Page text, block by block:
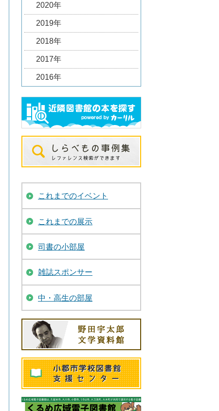
2020年
2019年
2018年
2017年
2016年
これまでのイベント
これまでの展示
司書の小部屋
雑誌スポンサー
中・高生の部屋